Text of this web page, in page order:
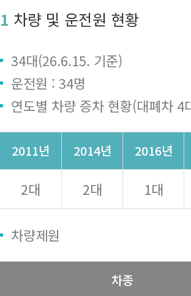
1 차량 및 운전원 현황
34대(26.6.15. 기준)
운전원 : 34명
연도별 차량 증차 현황(대폐차 4
2011년 2014년 2016년
2대 2대 1대
차량제원
차종